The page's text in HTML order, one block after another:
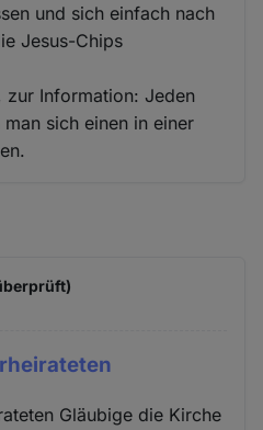
und sich einfach nach
Jesus-Chips
zur Information: Jeden
sich einen in einer
Gläubige die Kirche